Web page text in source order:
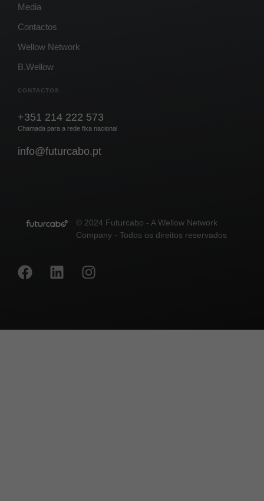
Media
Contactos
Wellow Network
B.Wellow
CONTACTOS
+351 214 222 573
Chamada para a rede fixa nacional
info@futurcabo.pt
© 2024 Futurcabo - A Wellow Network
Company - Todos os direitos reservados